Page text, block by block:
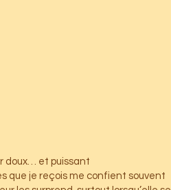
doux… et puissant
que je reçois me confient souvent